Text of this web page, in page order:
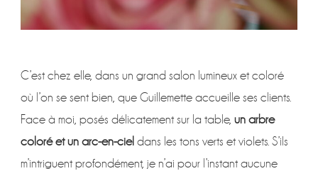
C’est chez elle, dans un grand salon lumineux et coloré
où l’on se sent bien, que Guillemette accueille ses clients.
Face à moi, posés délicatement sur la table, un arbre
coloré et un arc-en-ciel dans les tons verts et violets. S’ils
m’intriguent profondément, je n’ai pour l’instant aucune